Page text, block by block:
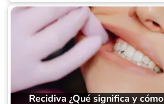
Recidiva ¿Qué significa y cómo